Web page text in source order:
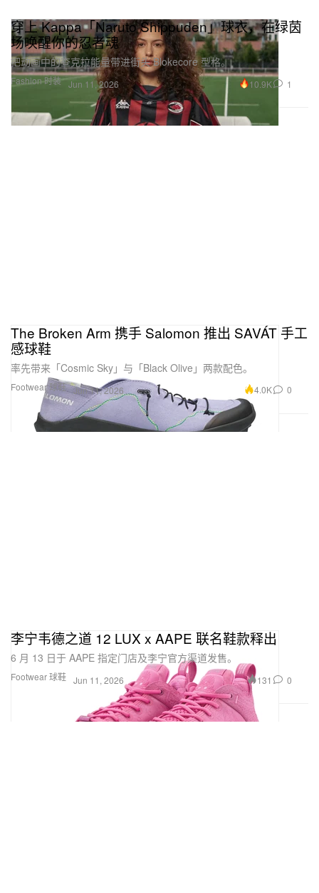
Fashion 时装
穿上 Kappa「Naruto Shippuden」球衣，在绿茵
场唤醒你的忍者魂
把动画中的查克拉能量带进街头 Blokecore 型格。
Jun 11, 2026 10.9K 1
Footwear 球鞋
The Broken Arm 携手 Salomon 推出 SAVÁT 手工
感球鞋
率先带来「Cosmic Sky」与「Black Olive」两款配色。
Jun 11, 2026 4.0K 0
Footwear 球鞋
李宁韦德之道 12 LUX x AAPE 联名鞋款释出
6 月 13 日于 AAPE 指定门店及李宁官方渠道发售。
Jun 11, 2026 131 0